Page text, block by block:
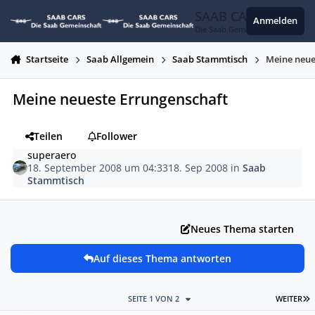
SAAB CARS
Die Saab Gemeinschaft
Anmelden
Startseite Saab Allgemein Saab Stammtisch Meine
Meine neueste Errungenschaft
Teilen
Follower
superaero
18. September 2008 um 04:3318. Sep 2008 inSaab
Stammtisch
Neues Thema starten
Auf dieses Thema antworten
WEITER
SEITE 1 VON 2